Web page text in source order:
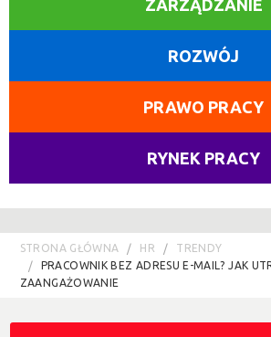
ZARZĄDZANIE
ROZWÓJ
PRAWO PRACY
RYNEK PRACY
STRONA GŁÓWNA HR
TRENDY
PRACOWNIK BEZ ADRESU E-MAIL? JAK
ZAANGAŻOWANIE